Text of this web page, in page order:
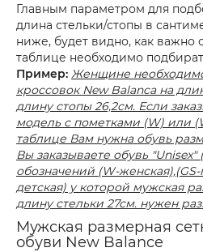
Главным параметром для
длина стельки/стопы в
ниже, будет видно, как важно
таблице необходимо
Пример: Женщине
кроссовок New Balanca на
длину стопы 26,2см. Если
модель с пометками (W) или
таблице Вам нужна обувь
Вы заказываете обувь
обозначений (W-
детская) у которой мужская
длину стельки 27см. нужен
Мужская размерная
обуви New Balance